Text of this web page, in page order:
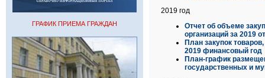
ГРАФИК ПРИЕМА ГРАЖДАН
2019 год
Отчет об объеме
организаций за 2019
План закупок
2019 финансовый год
План-график
государственных и